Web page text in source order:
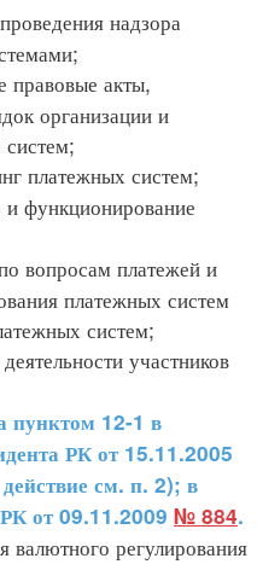
надзора
акты,
организации и
платежных систем;
функционирование
вопросам платежей и
платежных систем
систем;
участников
12-1 в
РК от 15.11.2005
см. п. 2); в
от 09.11.2009 № 884.
регулирования